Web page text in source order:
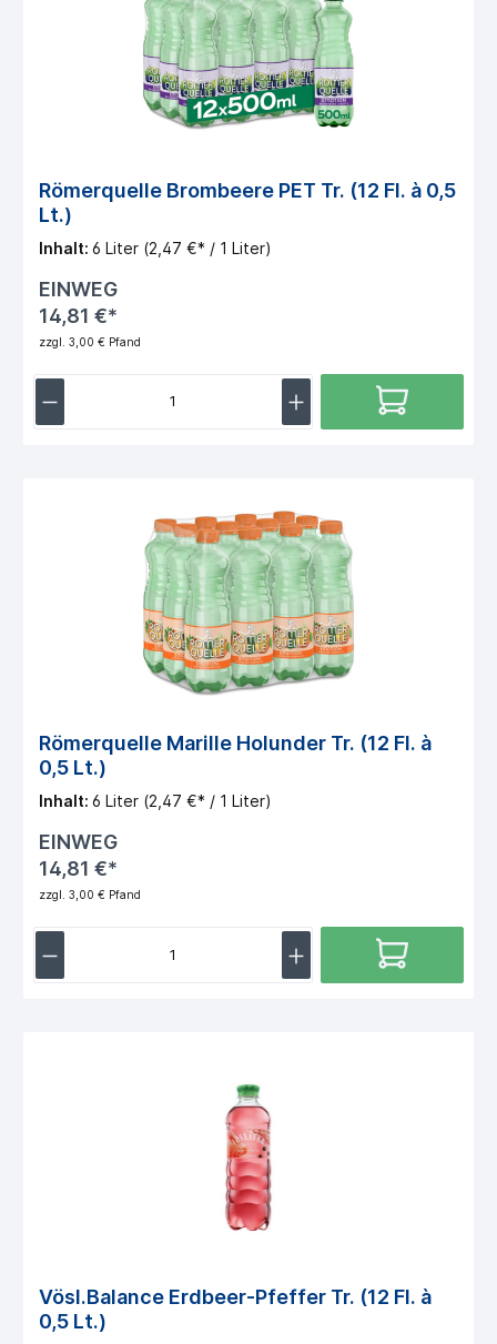
Römerquelle Brombeere PET Tr. (12 Fl. à 0,5
Lt.)
Inhalt: 6 Liter (2,47 €* / 1 Liter)
EINWEG
14,81 €*
zzgl. 3,00 € Pfand
Römerquelle Marille Holunder Tr. (12 Fl. à
0,5 Lt.)
Inhalt: 6 Liter (2,47 €* / 1 Liter)
EINWEG
14,81 €*
zzgl. 3,00 € Pfand
Vösl.Balance Erdbeer-Pfeffer Tr. (12 Fl. à
0,5 Lt.)